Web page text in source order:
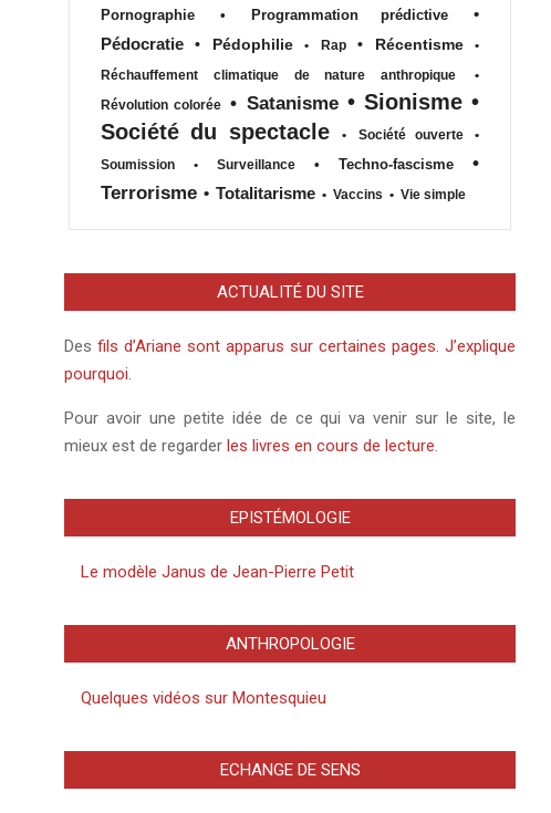
Pornographie
• Programmation prédictive
•
Pédocratie
• Pédophilie • Rap • Récentisme
•
Réchauffement climatique de nature anthropique
•
Révolution colorée • Satanisme • Sionisme •
Société du spectacle
• Société ouverte
•
Soumission
• Surveillance • Techno-fascisme
•
Terrorisme • Totalitarisme • Vaccins • Vie simple
ACTUALITÉ DU SITE
Des fils d’Ariane sont apparus sur certaines pages. J’explique
pourquoi.
Pour avoir une petite idée de ce qui va venir sur le site, le
mieux est de regarder les livres en cours de lecture.
EPISTÉMOLOGIE
Le modèle Janus de Jean-Pierre Petit
ANTHROPOLOGIE
Quelques vidéos sur Montesquieu
ECHANGE DE SENS